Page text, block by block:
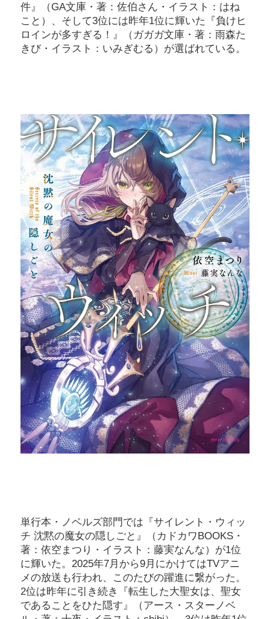
件』（GA文庫・著：佐伯さん・イラスト：はね
こと）、そして3位には昨年1位に輝いた『負けヒ
ロインが多すぎる！』（ガガガ文庫・著：雨森た
きび・イラスト：いみぎむる）が選ばれている。
単行本・ノベルズ部門では『サイレント・ウィッ
チ 沈黙の魔女の隠しごと』（カドカワBOOKS・
著：依空まつり・イラスト：藤実なんな）が1位
に輝いた。2025年7月から9月にかけてはTVアニ
メの放送も行われ、このたびの躍進に繋がった。
2位は昨年に引き続き『転生した大聖女は、聖女
であることをひた隠す』（アース・スターノベ